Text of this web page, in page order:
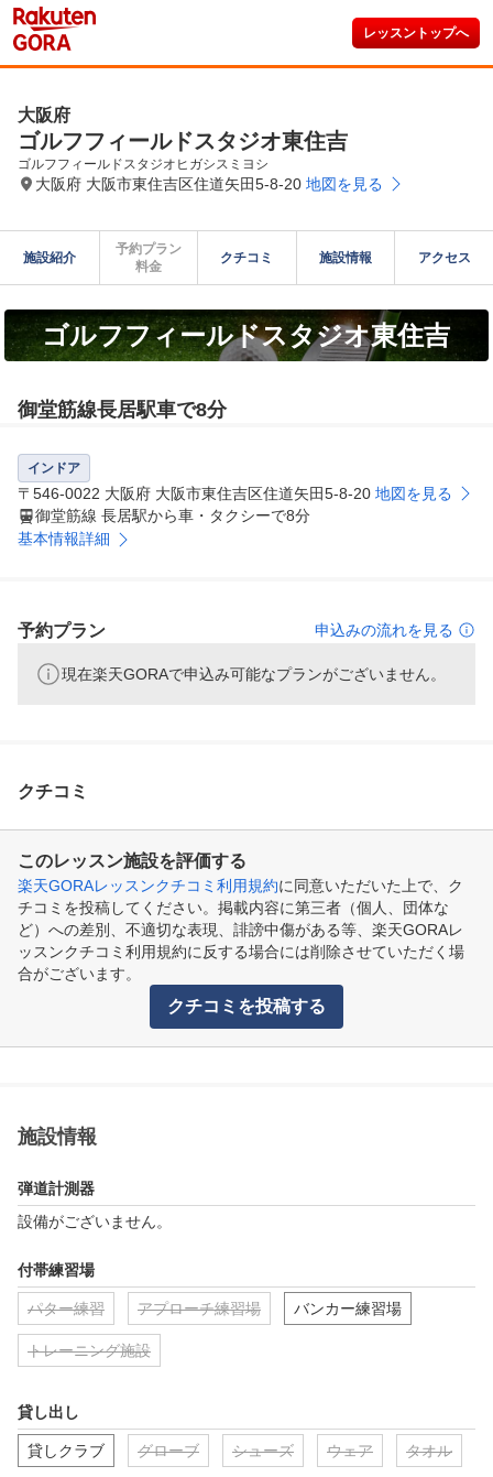
レッスントップへ
大阪府
ゴルフフィールドスタジオ東住吉
ゴルフフィールドスタジオヒガシスミヨシ
大阪府 大阪市東住吉区住道矢田5-8-20 地図を見る
施設紹介
予約プラン
料金
クチコミ 施設情報 アクセス
ゴルフフィールドスタジオ東住吉
御堂筋線長居駅車で8分
インドア
〒546-0022 大阪府 大阪市東住吉区住道矢田5-8-20 地図を見る
御堂筋線 長居駅から車・タクシーで8分
基本情報詳細
予約プラン 申込みの流れを見る
現在楽天GORAで申込み可能なプランがございません。
クチコミ
このレッスン施設を評価する
楽天GORAレッスンクチコミ利用規約に同意いただいた上で、ク
チコミを投稿してください。掲載内容に第三者（個人、団体な
ど）への差別、不適切な表現、誹謗中傷がある等、楽天GORAレ
ッスンクチコミ利用規約に反する場合には削除させていただく場
合がございます。
クチコミを投稿する
施設情報
弾道計測器
設備がございません。
付帯練習場
パター練習 アプローチ練習場 バンカー練習場
トレーニング施設
貸し出し
貸しクラブ グローブ シューズ ウェア タオル